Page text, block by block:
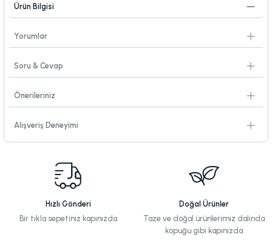
Ürün Bilgisi
Yorumlar
Soru & Cevap
Önerileriniz
Alışveriş Deneyimi
Hızlı Gönderi
Bir tıkla sepetiniz kapınızda
Doğal Ürünler
Taze ve doğal ürünlerimiz dalında
kopuğu gibi kapınızda